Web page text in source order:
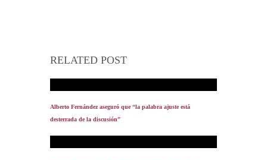
RELATED POST
Alberto Fernández aseguró que “la palabra ajuste está
desterrada de la discusión”